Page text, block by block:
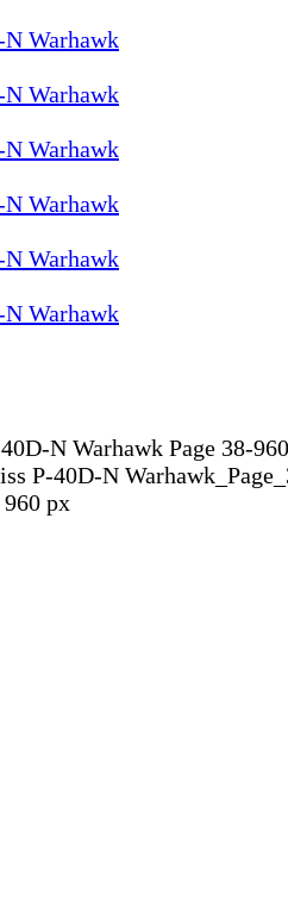
N Warhawk Page 38-960
P-40D-N
px